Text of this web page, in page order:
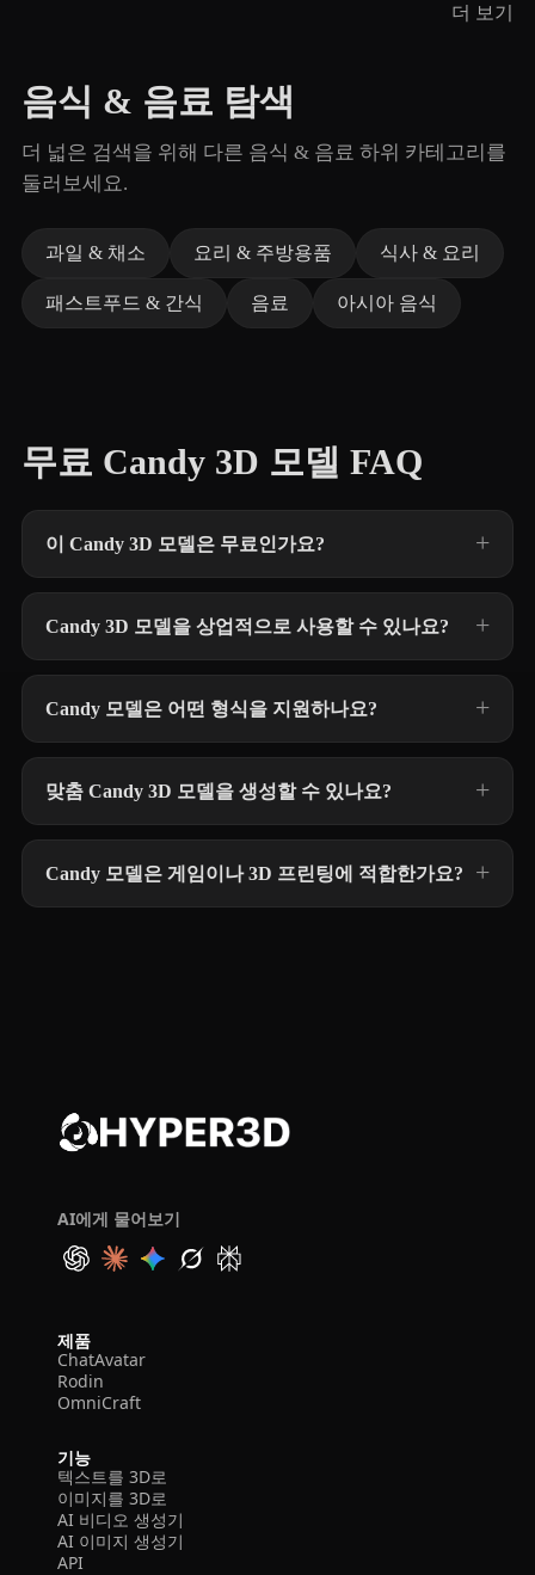
더 보기
음식 & 음료 탐색
더 넓은 검색을 위해 다른 음식 & 음료 하위 카테고리를
둘러보세요.
과일 & 채소 요리 & 주방용품 식사 & 요리
패스트푸드 & 간식 음료 아시아 음식
무료 Candy 3D 모델 FAQ
이 Candy 3D 모델은 무료인가요?
Candy 3D 모델을 상업적으로 사용할 수 있나요?
Candy 모델은 어떤 형식을 지원하나요?
맞춤 Candy 3D 모델을 생성할 수 있나요?
Candy 모델은 게임이나 3D 프린팅에 적합한가요?
AI에게 물어보기
제품
ChatAvatar
Rodin
OmniCraft
기능
텍스트를 3D로
이미지를 3D로
AI 비디오 생성기
AI 이미지 생성기
API